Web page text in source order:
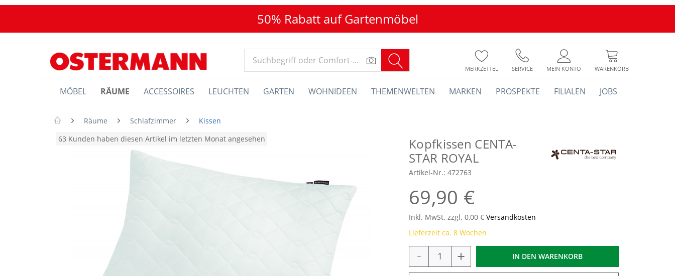
50% Rabatt auf Gartenmöbel
MERKZETTEL SERVICE MEIN KONTO WARENKORB
MÖBEL RÄUME ACCESSOIRES LEUCHTEN GARTEN WOHNIDEEN THEMENWELTEN MARKEN PROSPEKTE FILIALEN JOBS
Räume Schlafzimmer
Kissen
63 Kunden haben diesen Artikel im letzten Monat angesehen
Kopfkissen CENTA-
STAR ROYAL
Artikel-Nr.: 472763
69,90 €
Inkl. MwSt. zzgl. 0,00 € Versandkosten
Lieferzeit ca. 8 Wochen
- + IN DEN WARENKORB